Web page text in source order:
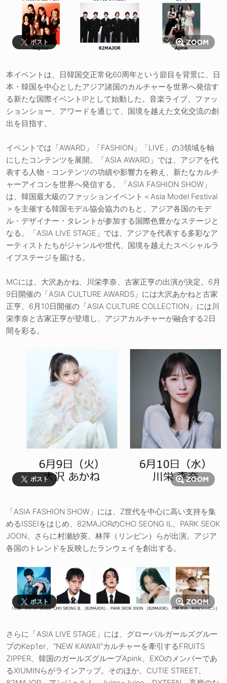
ポスト
本イベントは、日韓国交正常化60周年という節目を背景に、日
本・韓国を中心としたアジア諸国のカルチャーを世界へ発信す
る新たな国際イベントIPとして始動した。音楽ライブ、ファッ
ションショー、アワードを通じて、国境を越えた文化交流の創
出を目指す。
イベントでは「AWARD」「FASHION」「LIVE」の3領域を軸
にしたコンテンツを展開。「ASIA AWARD」では、アジアを代
表する人物・コンテンツの功績や影響力を称え、新たなカルチ
ャーアイコンを世界へ発信する。「ASIA FASHION SHOW」
は、韓国最大級のファッションイベント＜Asia Model Festival
＞を主催する韓国モデル協会協力のもと、アジア各国のモデ
ル・デザイナー・タレントが参加する国際色豊かなステージと
なる。「ASIA LIVE STAGE」では、アジアを代表する多彩なア
ーティストたちがジャンルや世代、国境を越えたスペシャルラ
イブステージを届ける。
MCには、大沢あかね、川栄李奈、古家正亨の出演が決定。6月
9日開催の「ASIA CULTURE AWARDS」には大沢あかねと古家
正亨、6月10日開催の「ASIA CULTURE COLLECTION」には川
栄李奈と古家正亨が登壇し、アジアカルチャーが融合する2日
間を彩る。
ポスト
「ASIA FASHION SHOW」には、Z世代を中心に高い支持を集
めるISSEIをはじめ、82MAJORのCHO SEONG IL、PARK SEOK
JOON、さらに村瀬紗英、林萍（リンピン）らが出演。アジア
各国のトレンドを反映したランウェイを創出する。
ポスト
さらに「ASIA LIVE STAGE」には、グローバルガールズグルー
プのKep1er、“NEW KAWAII”カルチャーを牽引するFRUITS
ZIPPER、韓国のガールズグループApink、EXOのメンバーであ
るXIUMINらがラインアップ。そのほか、CUTIE STREET、